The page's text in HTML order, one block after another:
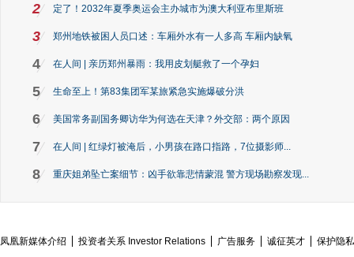
2 定了！2032年夏季奥运会主办城市为澳大利亚布里斯班
3 郑州地铁被困人员口述：车厢外水有一人多高 车厢内缺氧
4 在人间 | 亲历郑州暴雨：我用皮划艇救了一个孕妇
5 生命至上！第83集团军某旅紧急实施爆破分洪
6 美国常务副国务卿访华为何选在天津？外交部：两个原因
7 在人间 | 红绿灯被淹后，小男孩在路口指路，7位摄影师...
8 重庆姐弟坠亡案细节：凶手欲靠悲情蒙混 警方现场勘察发现...
凤凰新媒体介绍 投资者关系 Investor Relations 广告服务 诚征英才
保护隐